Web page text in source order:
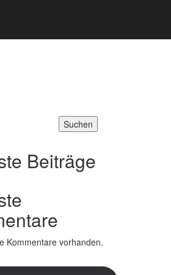
Suchen
Beiträge
Kommentare vorhanden.